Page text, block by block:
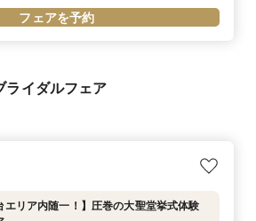
フェアを予約
ライダルフェア
エリア内随一！】圧巻の大聖堂挙式体験